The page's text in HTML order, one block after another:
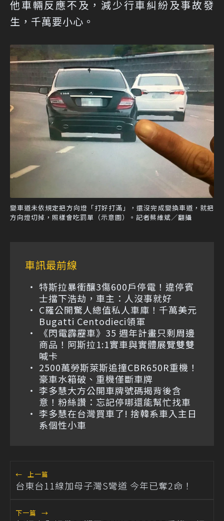
他車輛反應不及，減少行車糾紛及事故發
生，千萬要小心。
變車道未依規定把方向燈「打好打滿」，還沒完成變換車道，就把
方向燈切掉，照樣會吃罰單（示意圖）。記者蔡維斌／翻攝
車訊最前線
特斯拉暴衝釀3傷600戶停電！違停賓
士擋下浩劫，車主：人沒事就好
C羅公開驚人總值私人車庫！千萬美元
Bugatti Centodieci領軍
《閃電霹靂車》35 週年計畫只剩周邊
商品！阿斯拉1:1實車與實體展覽雙雙
喊卡
2500萬勞斯萊斯追撞CBR650R重機！
豪車水箱破、重機僅斷車牌
李多慧大方公開車牌號碼揭背後含
意！粉絲讚：忘記停哪還能幫忙找車
李多慧在台灣買車了! 捨韓系車入主日
系個性小車
← 上一篇
台東台11線加母子灣S彎道 今年已奪2命！
下一篇 →